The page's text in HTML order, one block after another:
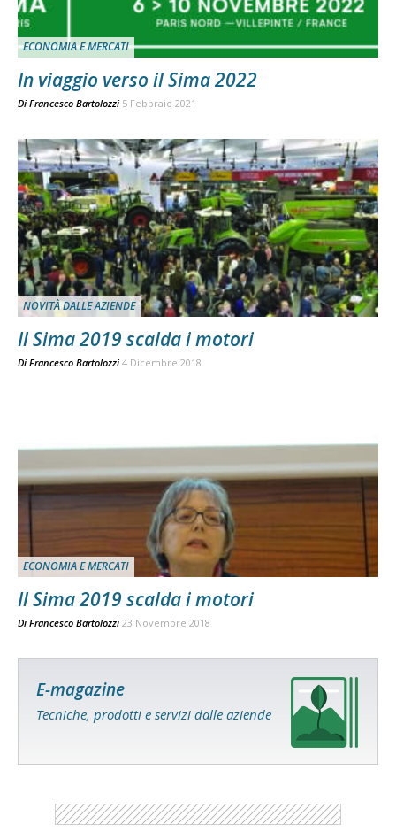
ECONOMIA E MERCATI
In viaggio verso il Sima 2022
Di Francesco Bartolozzi 5 Febbraio 2021
NOVITÀ DALLE AZIENDE
Il Sima 2019 scalda i motori
Di Francesco Bartolozzi 4 Dicembre 2018
ECONOMIA E MERCATI
Il Sima 2019 scalda i motori
Di Francesco Bartolozzi 23 Novembre 2018
E-magazine
Tecniche, prodotti e servizi dalle aziende